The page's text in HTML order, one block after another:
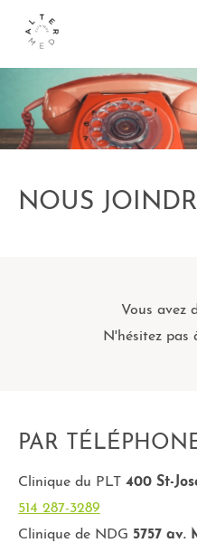
NOUS
Vous avez
N'hésitez pas
PAR
Clinique du PLT 400 St-
514 287-3289
Clinique de NDG 5757 av.